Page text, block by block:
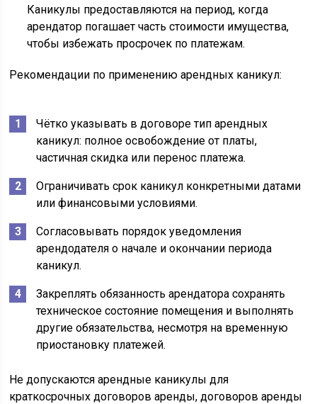
Каникулы предоставляются на период, когда
арендатор погашает часть стоимости имущества,
чтобы избежать просрочек по платежам.
Рекомендации по применению арендных каникул:
Чётко указывать в договоре тип арендных
каникул: полное освобождение от платы,
частичная скидка или перенос платежа.
Ограничивать срок каникул конкретными датами
или финансовыми условиями.
Согласовывать порядок уведомления
арендодателя о начале и окончании периода
каникул.
Закреплять обязанность арендатора сохранять
техническое состояние помещения и выполнять
другие обязательства, несмотря на временную
приостановку платежей.
Не допускаются арендные каникулы для
краткосрочных договоров аренды, договоров аренды